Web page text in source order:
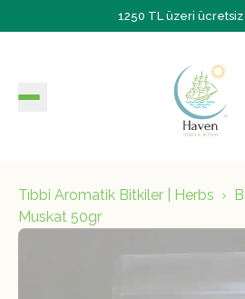
1250 TL üzeri ücretsiz
Tıbbi Aromatik Bitkiler | Herbs
Muskat 50gr